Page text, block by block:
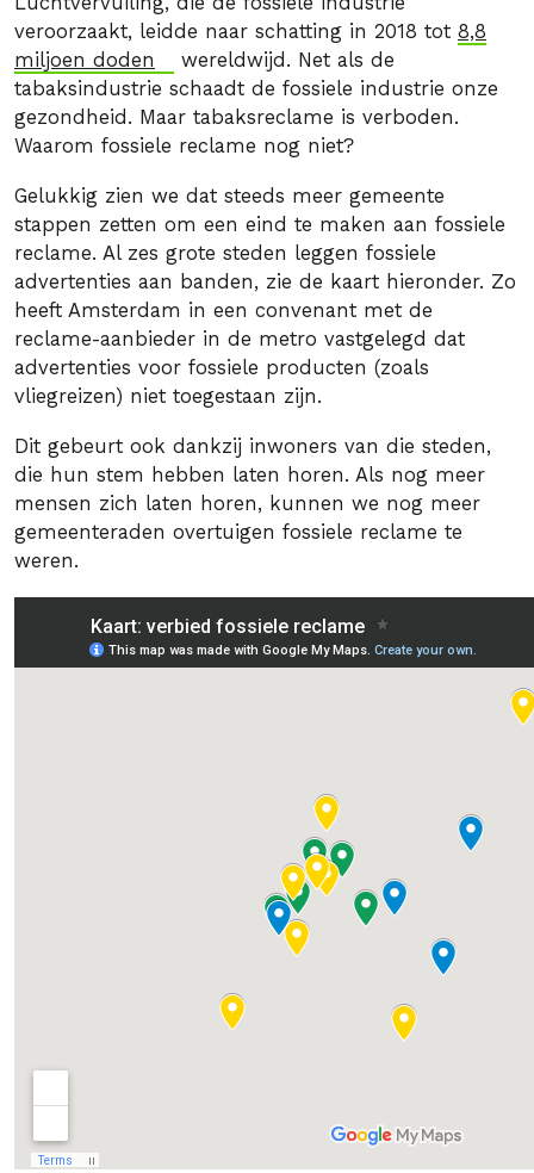
veroorzaakt, leidde naar schatting in 2018 tot 8,8
miljoen doden
wereldwijd. Net als de
tabaksindustrie schaadt de fossiele industrie onze
gezondheid. Maar tabaksreclame is verboden.
Waarom fossiele reclame nog niet?
Gelukkig zien we dat steeds meer gemeente
stappen zetten om een eind te maken aan fossiele
reclame. Al zes grote steden leggen fossiele
advertenties aan banden, zie de kaart hieronder. Zo
heeft Amsterdam in een convenant met de
reclame-aanbieder in de metro vastgelegd dat
advertenties voor fossiele producten (zoals
vliegreizen) niet toegestaan zijn.
Dit gebeurt ook dankzij inwoners van die steden,
die hun stem hebben laten horen. Als nog meer
mensen zich laten horen, kunnen we nog meer
gemeenteraden overtuigen fossiele reclame te
weren.